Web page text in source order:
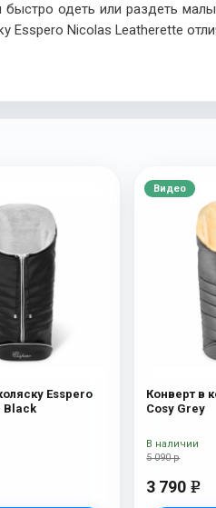
одеть или раздеть
Esspero Nicolas Leatherette
Esspero
Black
Видео
Конверт в
Cosy Grey
5 090 р
3 790 e
В наличии